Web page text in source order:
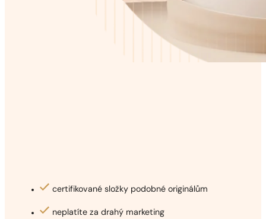
certifikované složky podobné originálům
neplatíte za drahý marketing